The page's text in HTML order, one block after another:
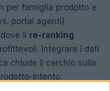
per famiglia prodotto e
portal agenti)
il re-ranking
Integrare i dati
chiude il cerchio sulla
intento.